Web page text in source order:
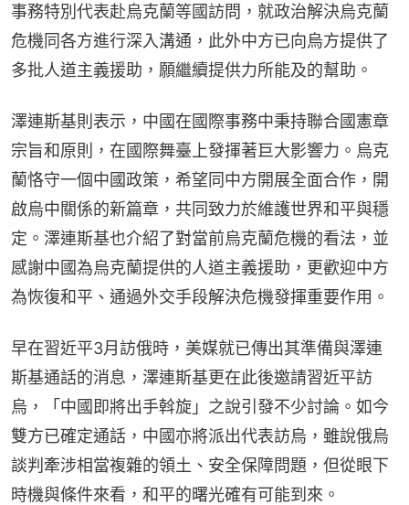
事務特別代表赴烏克蘭等國訪問，就政治解決烏克蘭
危機同各方進行深入溝通，此外中方已向烏方提供了
多批人道主義援助，願繼續提供力所能及的幫助。
澤連斯基則表示，中國在國際事務中秉持聯合國憲章
宗旨和原則，在國際舞臺上發揮著巨大影響力。烏克
蘭恪守一個中國政策，希望同中方開展全面合作，開
啟烏中關係的新篇章，共同致力於維護世界和平與穩
定。澤連斯基也介紹了對當前烏克蘭危機的看法，並
感謝中國為烏克蘭提供的人道主義援助，更歡迎中方
為恢復和平、通過外交手段解決危機發揮重要作用。
早在習近平3月訪俄時，美媒就已傳出其準備與澤連
斯基通話的消息，澤連斯基更在此後邀請習近平訪
烏，「中國即將出手斡旋」之說引發不少討論。如今
雙方已確定通話，中國亦將派出代表訪烏，雖說俄烏
談判牽涉相當複雜的領土、安全保障問題，但從眼下
時機與條件來看，和平的曙光確有可能到來。